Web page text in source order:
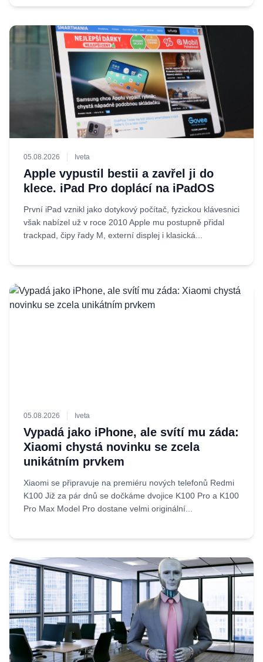
05.08.2026 Iveta
Apple vypustil bestii a zavřel ji do
klece. iPad Pro doplácí na iPadOS
První iPad vznikl jako dotykový počítač, fyzickou klávesnici
však nabízel už v roce 2010 Apple mu postupně přidal
trackpad, čipy řady M, externí displej i klasická...
05.08.2026 Iveta
Vypadá jako iPhone, ale svítí mu záda:
Xiaomi chystá novinku se zcela
unikátním prvkem
Xiaomi se připravuje na premiéru nových telefonů Redmi
K100 Již za pár dnů se dočkáme dvojice K100 Pro a K100
Pro Max Model Pro dostane velmi originální...